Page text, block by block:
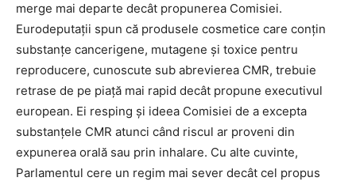
merge mai departe decât propunerea Comisiei.
Eurodeputații spun că produsele cosmetice care conțin
substanțe cancerigene, mutagene și toxice pentru
reproducere, cunoscute sub abrevierea CMR, trebuie
retrase de pe piață mai rapid decât propune executivul
european. Ei resping și ideea Comisiei de a excepta
substanțele CMR atunci când riscul ar proveni din
expunerea orală sau prin inhalare. Cu alte cuvinte,
Parlamentul cere un regim mai sever decât cel propus